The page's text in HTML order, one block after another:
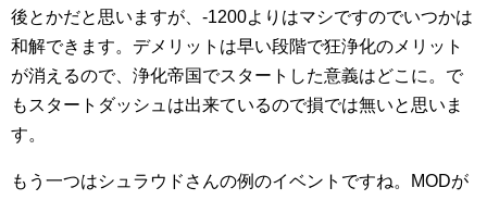
後とかだと思いますが、-1200よりはマシですのでいつかは
和解できます。デメリットは早い段階で狂浄化のメリット
が消えるので、浄化帝国でスタートした意義はどこに。で
もスタートダッシュは出来ているので損では無いと思いま
す。
もう一つはシュラウドさんの例のイベントですね。MODが